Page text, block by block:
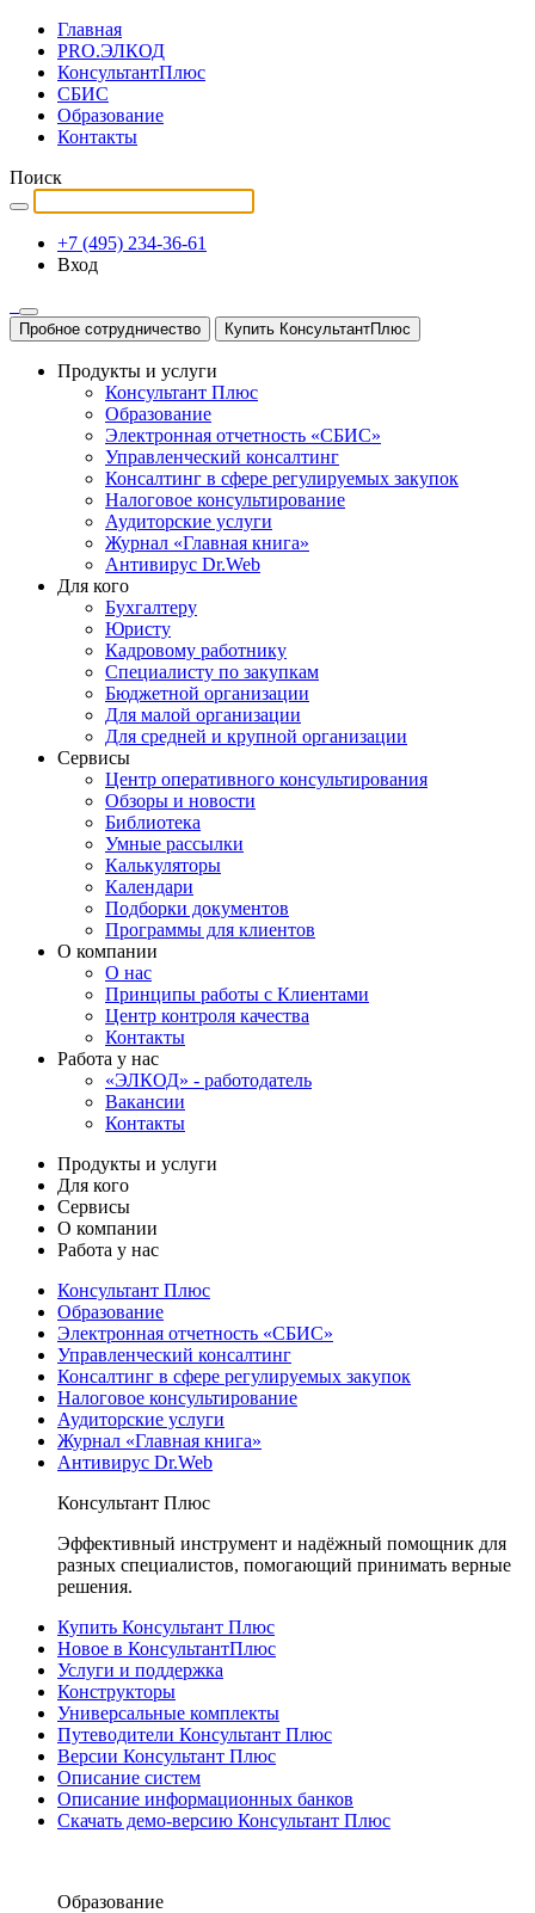
Главная
PRO.ЭЛКОД
КонсультантПлюс
СБИС
Образование
Контакты
Поиск
+7 (495) 234-36-61
Вход
Пробное сотрудничество Купить КонсультантПлюс
Продукты и услуги
Консультант Плюс
Образование
Электронная отчетность «СБИС»
Управленческий консалтинг
Консалтинг в сфере регулируемых закупок
Налоговое консультирование
Аудиторские услуги
Журнал «Главная книга»
Антивирус Dr.Web
Для кого
Бухгалтеру
Юристу
Кадровому работнику
Специалисту по закупкам
Бюджетной организации
Для малой организации
Для средней и крупной организации
Сервисы
Центр оперативного консультирования
Обзоры и новости
Библиотека
Умные рассылки
Калькуляторы
Календари
Подборки документов
Программы для клиентов
О компании
О нас
Принципы работы с Клиентами
Центр контроля качества
Контакты
Работа у нас
«ЭЛКОД» - работодатель
Вакансии
Контакты
Продукты и услуги
Для кого
Сервисы
О компании
Работа у нас
Консультант Плюс
Образование
Электронная отчетность «СБИС»
Управленческий консалтинг
Консалтинг в сфере регулируемых закупок
Налоговое консультирование
Аудиторские услуги
Журнал «Главная книга»
Антивирус Dr.Web
Консультант Плюс
Эффективный инструмент и надёжный помощник для
разных специалистов, помогающий принимать верные
решения.
Купить Консультант Плюс
Новое в КонсультантПлюс
Услуги и поддержка
Конструкторы
Универсальные комплекты
Путеводители Консультант Плюс
Версии Консультант Плюс
Описание систем
Описание информационных банков
Скачать демо-версию Консультант Плюс
Образование